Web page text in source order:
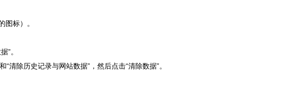
图标）。
”。
清除历史记录与网站数据”，然后点击“清除数据”。